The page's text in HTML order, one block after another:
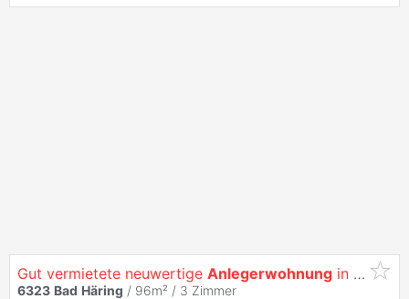
Gut vermietete neuwertige Anlegerwohnung in Bad
6323 Bad Häring / 96m² / 3 Zimmer